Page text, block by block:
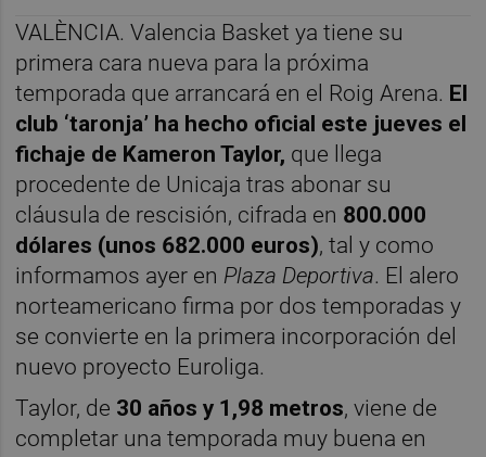
VALÈNCIA. Valencia Basket ya tiene su
primera cara nueva para la próxima
temporada que arrancará en el Roig Arena. El
club ‘taronja’ ha hecho oficial este jueves el
fichaje de Kameron Taylor, que llega
procedente de Unicaja tras abonar su
cláusula de rescisión, cifrada en 800.000
dólares (unos 682.000 euros), tal y como
informamos ayer en Plaza Deportiva. El alero
norteamericano firma por dos temporadas y
se convierte en la primera incorporación del
nuevo proyecto Euroliga.
Taylor, de 30 años y 1,98 metros, viene de
completar una temporada muy buena en